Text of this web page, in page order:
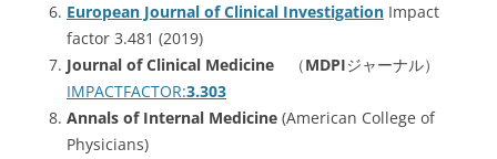
European Journal of Clinical Investigation Impact
factor 3.481 (2019)
Journal of Clinical Medicine （MDPIジャーナル）
IMPACTFACTOR:3.303
Annals of Internal Medicine (American College of
Physicians)